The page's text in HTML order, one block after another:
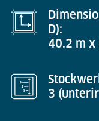
D):
40.2 m x
3